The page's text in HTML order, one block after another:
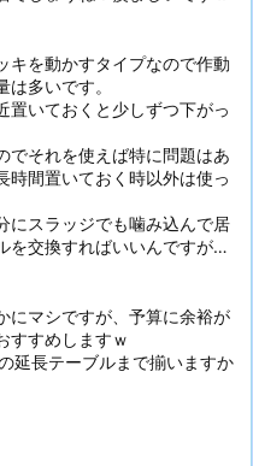
キを動かすタイプなので作動
多いです。
置いておくと少しずつ下がっ
でそれを使えば特に問題はあ
時間置いておく時以外は使っ
にスラッジでも噛み込んで居
を交換すればいいんですが…
にマシですが、予算に余裕が
すすめしますｗ
延長テーブルまで揃いますか